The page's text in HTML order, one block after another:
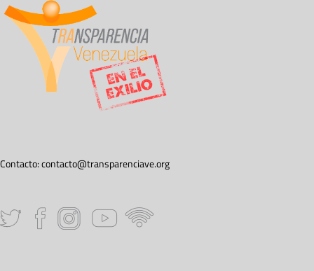
Contacto:contacto@transparenciave.org